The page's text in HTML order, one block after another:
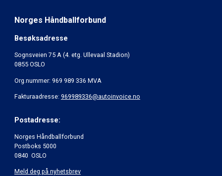
Norges Håndballforbund
Besøksadresse
Sognsveien 75 A (4. etg. Ullevaal Stadion)
0855 OSLO
Org.nummer: 969 989 336 MVA
Fakturaadresse: 969989336@autoinvoice.no
Postadresse:
Norges Håndballforbund
Postboks 5000
0840 OSLO
Meld deg på nyhetsbrev